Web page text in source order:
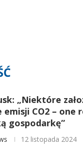
„Niektóre
emisji CO2 – one
gospodarkę”
12 listopada 2024